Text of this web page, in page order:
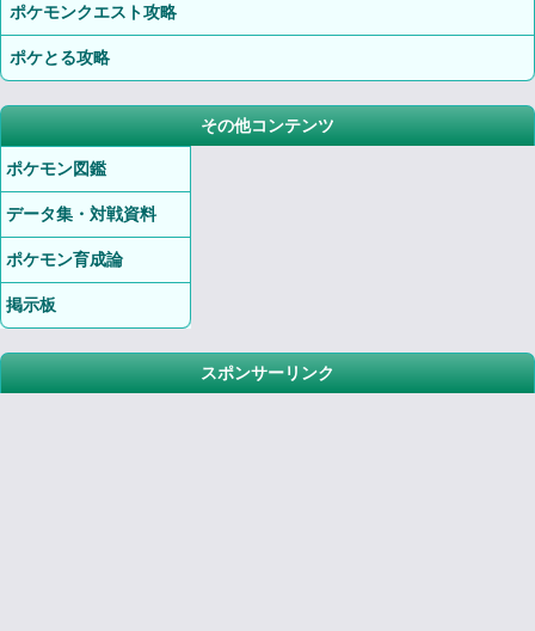
ポケモンクエスト攻略
ポケとる攻略
その他コンテンツ
ポケモン図鑑
データ集・対戦資料
ポケモン育成論
掲示板
スポンサーリンク